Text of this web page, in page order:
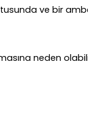
ve bir
neden